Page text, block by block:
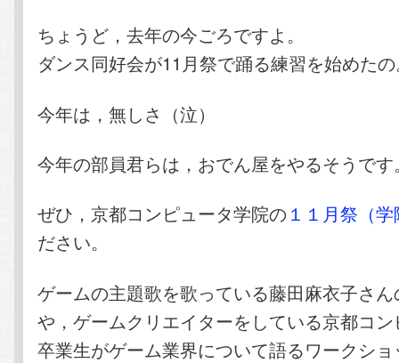
ちょうど，去年の今ごろですよ。
ダンス同好会が11月祭で踊る練習を始めた
今年は，無しさ（泣）
今年の部員君らは，おでん屋をやるそうで
ぜひ，京都コンピュータ学院の １１月祭（
ださい。
ゲームの主題歌を歌っている藤田麻衣子さ
や，ゲームクリエイターをしている京都コ
卒業生がゲーム業界について語るワークシ